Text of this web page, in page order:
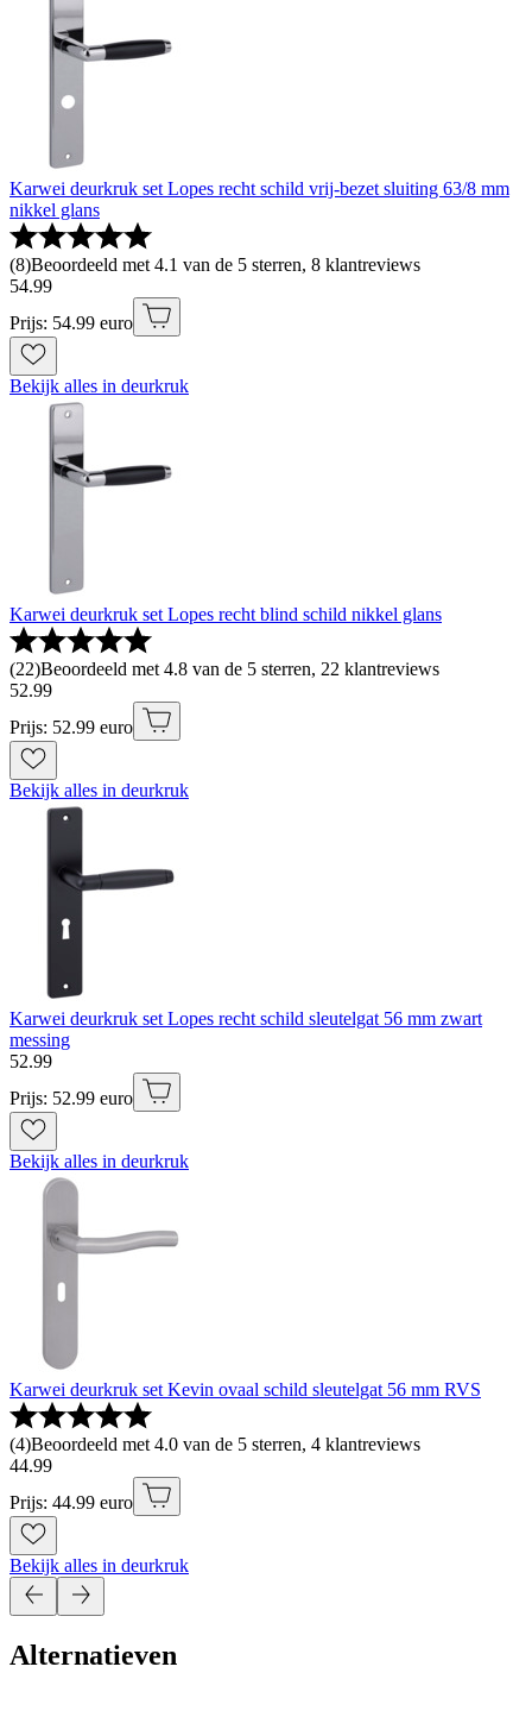
Karwei deurkruk set Lopes recht schild vrij-bezet sluiting 63/8 mm
nikkel glans
(8)Beoordeeld met 4.1 van de 5 sterren, 8 klantreviews
54.99
Prijs: 54.99 euro
Bekijk alles in deurkruk
Karwei deurkruk set Lopes recht blind schild nikkel glans
(22)Beoordeeld met 4.8 van de 5 sterren, 22 klantreviews
52.99
Prijs: 52.99 euro
Bekijk alles in deurkruk
Karwei deurkruk set Lopes recht schild sleutelgat 56 mm zwart
messing
52.99
Prijs: 52.99 euro
Bekijk alles in deurkruk
Karwei deurkruk set Kevin ovaal schild sleutelgat 56 mm RVS
(4)Beoordeeld met 4.0 van de 5 sterren, 4 klantreviews
44.99
Prijs: 44.99 euro
Bekijk alles in deurkruk
Alternatieven